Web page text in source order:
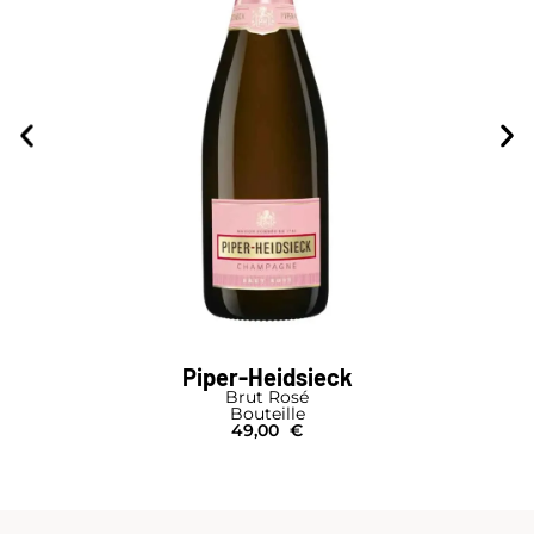
Piper-Heidsieck
Brut Rosé
Bouteille
49,00 €